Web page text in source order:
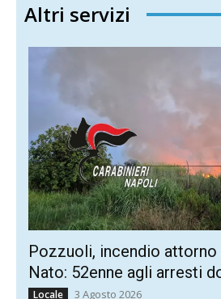
Altri servizi
Pozzuoli, incendio attorno
Nato: 52enne agli arresti
Locale 3 Agosto 2026